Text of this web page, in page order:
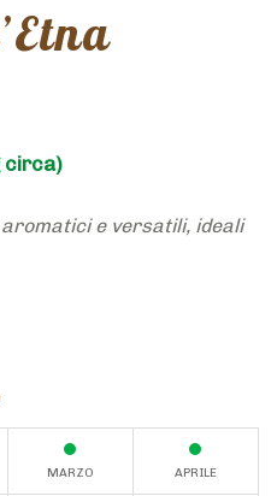
e versatili, ideali
MARZO APRILE